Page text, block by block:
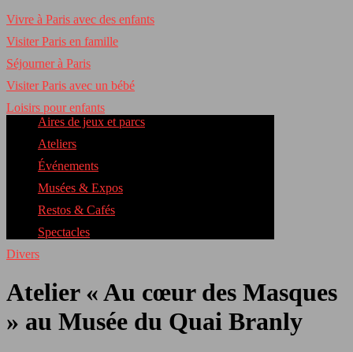
Vivre à Paris avec des enfants
Visiter Paris en famille
Séjourner à Paris
Visiter Paris avec un bébé
Loisirs pour enfants
Aires de jeux et parcs
Ateliers
Événements
Musées & Expos
Restos & Cafés
Spectacles
Divers
Atelier « Au cœur des Masques
» au Musée du Quai Branly